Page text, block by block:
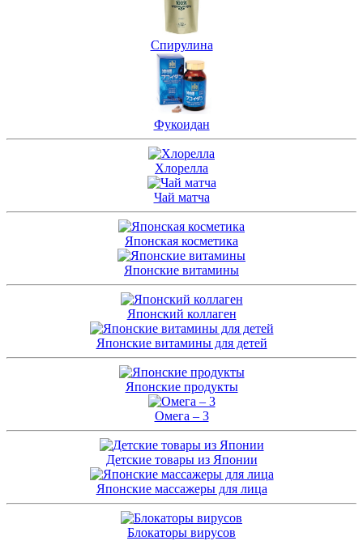
Спирулина
Фукоидан
Хлорелла
Чай матча
Японская косметика
Японские витамины
Японский коллаген
Японские витамины для детей
Японские продукты
Омега – 3
Детские товары из Японии
Японские массажеры для лица
Блокаторы вирусов